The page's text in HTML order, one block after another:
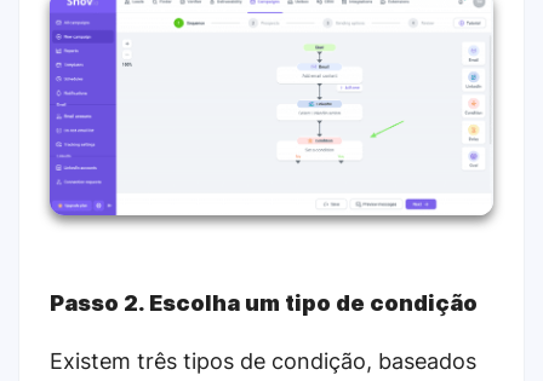
Passo 2. Escolha um tipo de condição
Existem três tipos de condição, baseados